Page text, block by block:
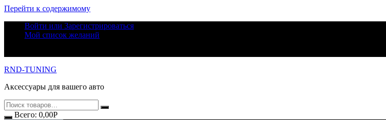
Перейти к содержимому
Войти или Зарегистрироваться
Мой список желаний
RND-TUNING
Аксессуары для вашего авто
Всего: 0,00Р